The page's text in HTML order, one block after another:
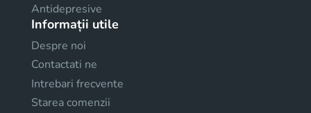
Antidepresive
Informații utile
Despre noi
Contactati ne
Intrebari frecvente
Starea comenzii